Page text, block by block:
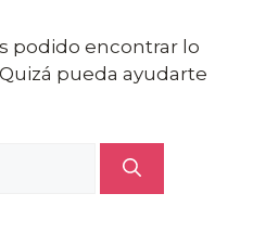
podido encontrar lo
pueda ayudarte